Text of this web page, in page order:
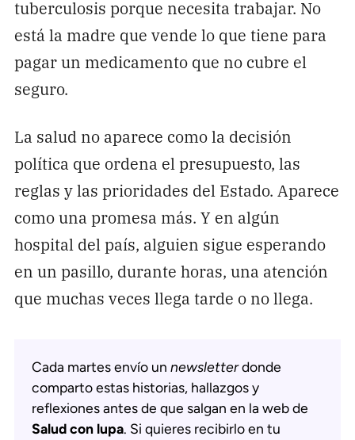
tuberculosis porque necesita trabajar. No
está la madre que vende lo que tiene para
pagar un medicamento que no cubre el
seguro.
La salud no aparece como la decisión
política que ordena el presupuesto, las
reglas y las prioridades del Estado. Aparece
como una promesa más. Y en algún
hospital del país, alguien sigue esperando
en un pasillo, durante horas, una atención
que muchas veces llega tarde o no llega.
Cada martes envío un newsletterdonde
comparto estas historias, hallazgos y
reflexiones antes de que salgan en la web de
Salud con lupa. Si quieres recibirlo en tu